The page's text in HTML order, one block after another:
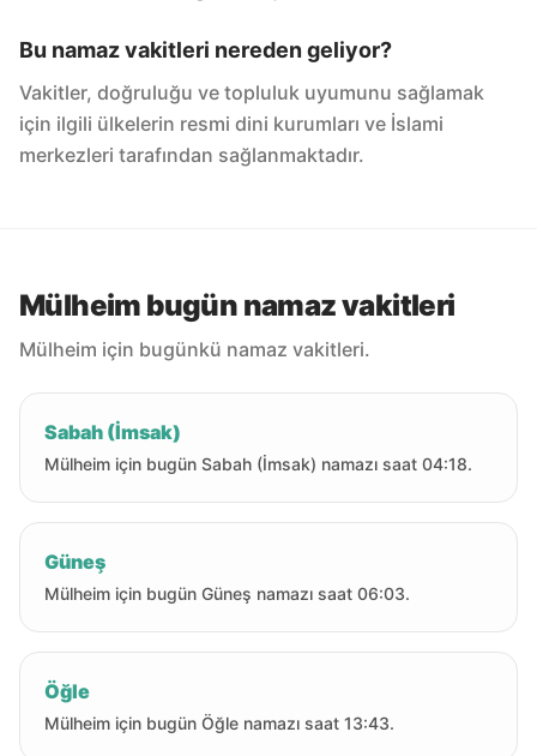
Bu namaz vakitleri nereden geliyor?
Vakitler, doğruluğu ve topluluk uyumunu sağlamak
için ilgili ülkelerin resmi dini kurumları ve İslami
merkezleri tarafından sağlanmaktadır.
Mülheim bugün namaz vakitleri
Mülheim için bugünkü namaz vakitleri.
Sabah (İmsak)
Mülheim için bugün Sabah (İmsak) namazı saat 04:18.
Güneş
Mülheim için bugün Güneş namazı saat 06:03.
Öğle
Mülheim için bugün Öğle namazı saat 13:43.